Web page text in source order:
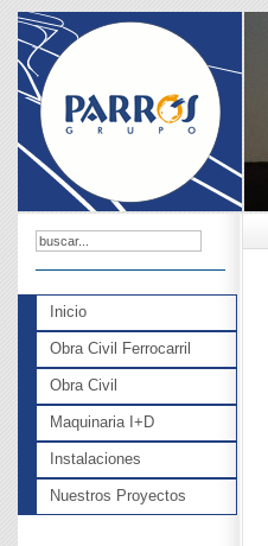
Inicio
Obra Civil Ferrocarril
Obra Civil
Maquinaria I+D
Instalaciones
Nuestros Proyectos